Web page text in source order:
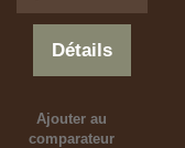
Détails
Ajouter au
comparateur